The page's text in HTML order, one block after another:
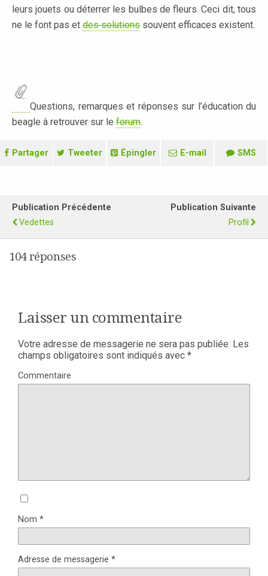
leurs jouets ou déterrer les bulbes de fleurs. Ceci dit, tous
ne le font pas et des solutions souvent efficaces existent.
Questions, remarques et réponses sur l’éducation du
beagle à retrouver sur le forum.
Partager Tweeter Épingler E-mail SMS
Publication Précédente
Vedettes
Publication Suivante
Profil
104 réponses
Laisser un commentaire
Votre adresse de messagerie ne sera pas publiée. Les
champs obligatoires sont indiqués avec *
Commentaire
Nom *
Adresse de messagerie *